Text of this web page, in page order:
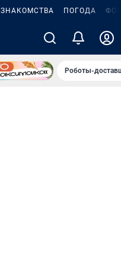
ЗНАКОМСТВА ПОГОДА
Роботы-